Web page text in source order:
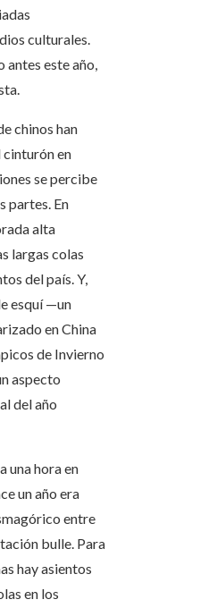
culturales.
este año,
chinos han
cinturón en
se percibe
partes. En
alta
largas colas
del país. Y,
esquí —un
en China
de Invierno
aspecto
del año
una hora en
un año era
entre
bulle. Para
hay asientos
en los